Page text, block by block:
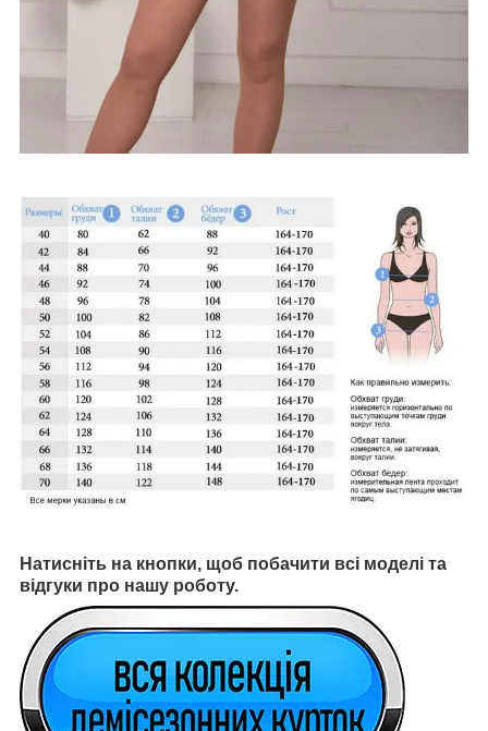
Натисніть на кнопки, щоб побачити всі моделі та
відгуки про нашу роботу.